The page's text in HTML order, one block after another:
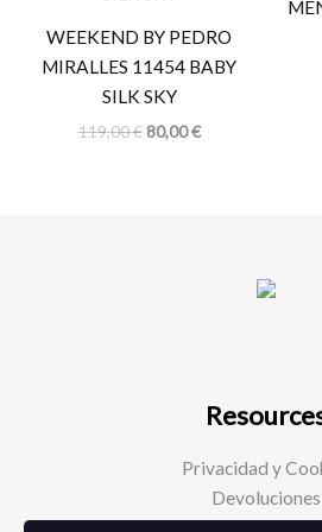
WEEKEND BY PEDRO
MIRALLES 11454 BABY
SILK SKY
119,00€ 80,00€
Privacidad y
Devoluciones